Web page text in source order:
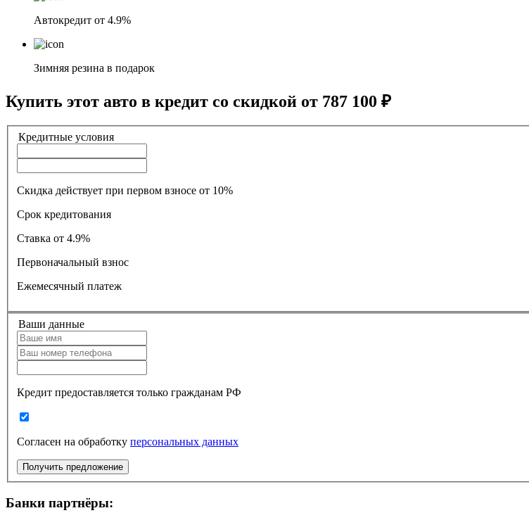
Автокредит от 4.9%
Зимняя резина в подарок
Купить этот авто в кредит со скидкой от 787 100 ₽
Кредитные условия
Скидка действует при первом взносе от 10%
Срок кредитования
Ставка
от 4.9%
Первоначальный взнос
Ежемесячный платеж
Ваши данные
Кредит предоставляется только гражданам РФ
Согласен на обработку персональных данных
Получить предложение
Банки партнёры: